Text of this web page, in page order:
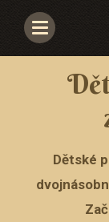
Navigace
Dětské